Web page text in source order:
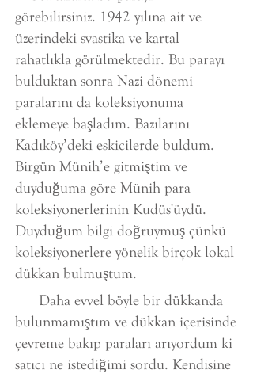
görebilirsiniz. 1942 yılına ait ve
üzerindeki svastika ve kartal
rahatlıkla görülmektedir. Bu parayı
bulduktan sonra Nazi dönemi
paralarını da koleksiyonuma
eklemeye başladım. Bazılarını
Kadıköy’deki eskicilerde buldum.
Birgün Münih’e gitmiştim ve
duyduğuma göre Münih para
koleksiyonerlerinin Kudüs'üydü.
Duyduğum bilgi doğruymuş çünkü
koleksiyonerlere yönelik birçok lokal
dükkan bulmuştum.
Daha evvel böyle bir dükkanda
bulunmamıştım ve dükkan içerisinde
çevreme bakıp paraları arıyordum ki
satıcı ne istediğimi sordu. Kendisine